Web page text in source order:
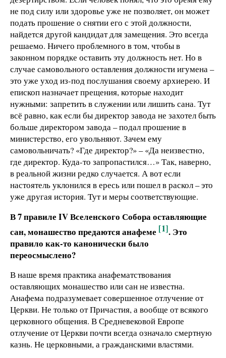
не под силу или здоровье уже не позволяет, он может
подать прошение о снятии его с этой должности,
найдется другой кандидат для замещения. Это всегда
решаемо. Ничего проблемного в том, чтобы в
законном порядке оставить эту должность нет. Но в
случае самовольного оставления должности игумена –
это уже уход из-под послушания своему архиерею. И
епископ назначает прещения, которые находит
нужными: запретить в служении или лишить сана. Тут
всё равно, как если бы директор завода не захотел быть
больше директором завода – подал прошение в
министерство, его увольняют. Зачем ему
самовольничать? «Где директор?» – «Да неизвестно,
где директор. Куда-то запропастился…» Так, наверно,
в реальной жизни редко случается. А вот если
настоятель уклонился в ересь или пошел в раскол – это
уже другая история. Тут и меры соответствующие.
В 7 правиле IV Вселенского Собора оставляющие
сан, монашество предаются анафеме [1]. Это
правило как-то канонически было
переосмыслено?
В наше время практика анафематствования
оставляющих монашество или сан не известна.
Анафема подразумевает совершенное отлучение от
Церкви. Не только от Причастия, а вообще от всякого
церковного общения. В Средневековой Европе
отлучение от Церкви почти всегда означало смертную
казнь. Не церковными, а гражданскими властями.